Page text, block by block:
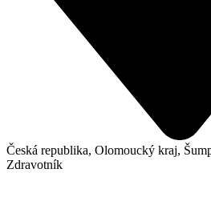
Česká republika, Olomoucký kraj,
Zdravotník